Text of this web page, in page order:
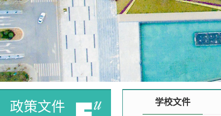
政策文件 学校文件